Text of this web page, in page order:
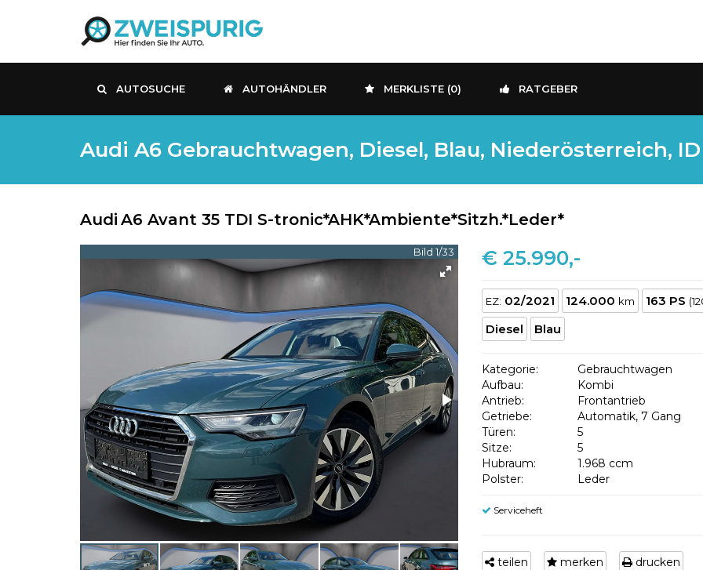
AUTOSUCHE AUTOHÄNDLER MERKLISTE (0) RATGEBER
Audi A6 Gebrauchtwagen, Diesel, Blau, Niederösterreich, ID
Audi A6 Avant 35 TDI S-tronic*AHK*Ambiente*Sitzh.*Leder*
Bild 1/33 € 25.990,-
EZ: 02/2021 124.000 km 163 PS
Diesel Blau
Kategorie:
Gebrauchtwagen
Aufbau:
Kombi
Antrieb:
Frontantrieb
Getriebe:
Automatik, 7 Gang
Türen:
5
Sitze:
5
Hubraum:
1.968 ccm
Polster:
Leder
Serviceheft
teilen merken drucken